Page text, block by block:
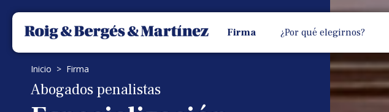
Firma ¿Por qué elegirnos?
Inicio > Firma
Abogados penalistas